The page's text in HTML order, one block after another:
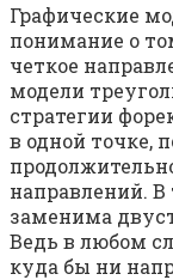
Графические
понимание о
четкое
модели
стратегии
в одной точке,
направлений. В
заменима
Ведь в любом
куда бы ни